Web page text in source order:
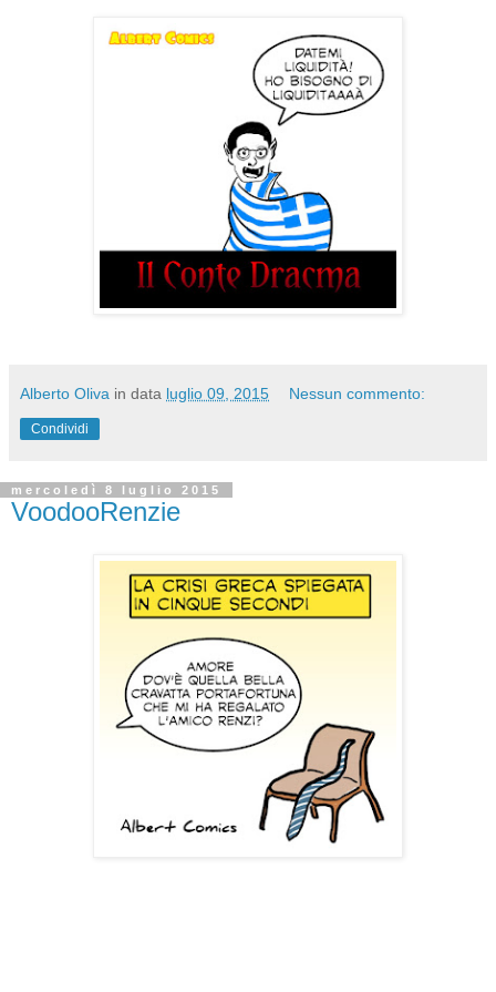
Alberto Oliva in data luglio 09, 2015 Nessun commento:
Condividi
mercoledì 8 luglio 2015
VoodooRenzie